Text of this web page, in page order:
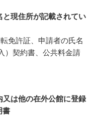
現住所が記載されてい
免許証、申請者の氏名
）契約書、公共料金請
は他の在外公館に登録
書